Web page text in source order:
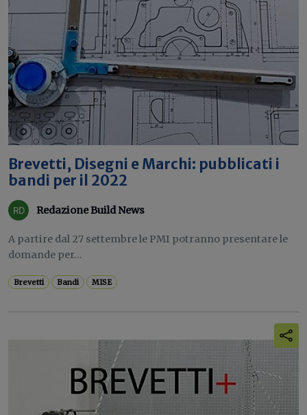
Brevetti, Disegni e Marchi: pubblicati i
bandi per il 2022
Redazione Build News
A partire dal 27 settembre le PMI potranno presentare le
domande per...
Brevetti Bandi MISE